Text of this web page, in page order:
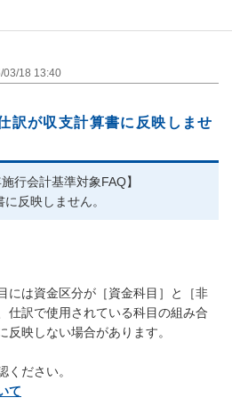
03/18 13:40
訳が収支計算書に反映しませ
行会計基準対象FAQ】
反映しません。
には資金区分が［資金科目］と［非
仕訳で使用されている科目の組み合
映しない場合があります。
ください。
て